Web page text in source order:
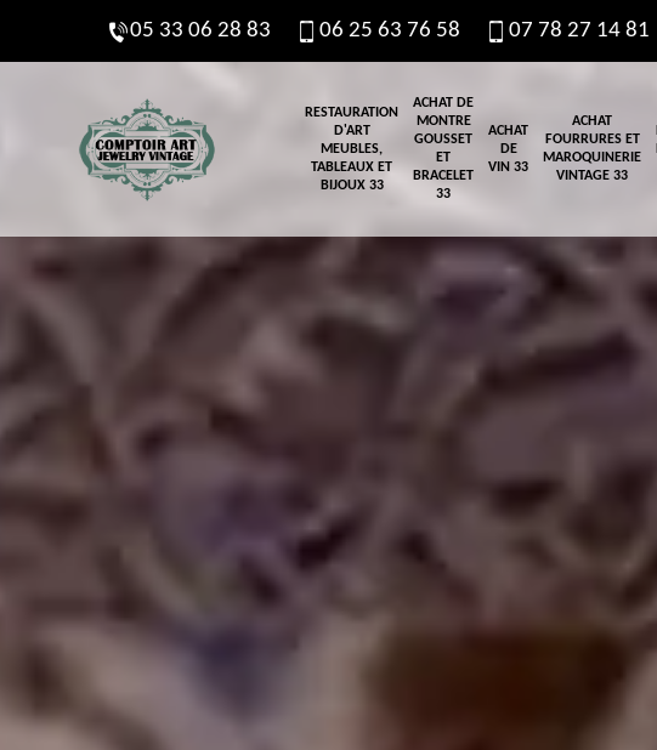
05 33 06 28 83 06 25 63 76 58 07 78 27 14 81
RESTAURATION
D'ART
MEUBLES,
TABLEAUX ET
BIJOUX 33
ACHAT DE
MONTRE
GOUSSET
ET
BRACELET
33
ACHAT
DE
VIN 33
ACHAT
FOURRURES ET
MAROQUINERIE
VINTAGE 33